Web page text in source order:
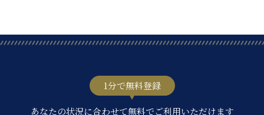
1分で無料登録
あなたの状況に合わせて無料でご利用いただけます